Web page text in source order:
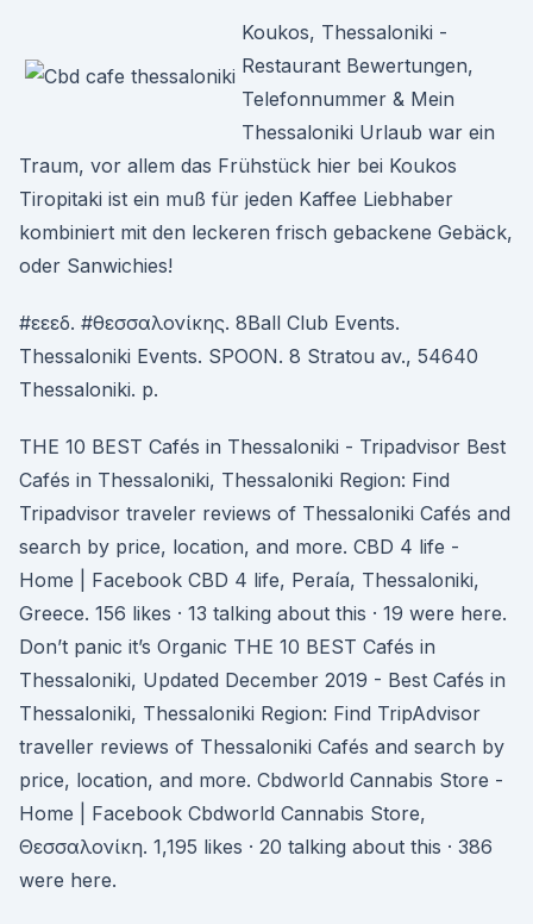
Koukos, Thessaloniki -
Restaurant Bewertungen,
Telefonnummer & Mein
Thessaloniki Urlaub war ein
Traum, vor allem das Frühstück hier bei Koukos
Tiropitaki ist ein muß für jeden Kaffee Liebhaber
kombiniert mit den leckeren frisch gebackene Gebäck,
oder Sanwichies!
#εεεδ. #θεσσαλονίκης. 8Ball Club Events.
Thessaloniki Events. SPOON. 8 Stratou av., 54640
Thessaloniki. p.
THE 10 BEST Cafés in Thessaloniki - Tripadvisor Best
Cafés in Thessaloniki, Thessaloniki Region: Find
Tripadvisor traveler reviews of Thessaloniki Cafés and
search by price, location, and more. CBD 4 life -
Home | Facebook CBD 4 life, Peraía, Thessaloniki,
Greece. 156 likes · 13 talking about this · 19 were here.
Don’t panic it’s Organic THE 10 BEST Cafés in
Thessaloniki, Updated December 2019 - Best Cafés in
Thessaloniki, Thessaloniki Region: Find TripAdvisor
traveller reviews of Thessaloniki Cafés and search by
price, location, and more. Cbdworld Cannabis Store -
Home | Facebook Cbdworld Cannabis Store,
Θεσσαλονίκη. 1,195 likes · 20 talking about this · 386
were here.